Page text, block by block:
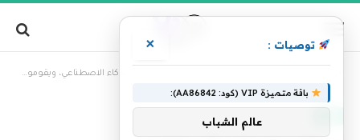
يعتقد البشر أن التنسيق هو الحدود التالية للذكاء الاصطناعي، ويقومون ببناء نموذج لإثبات ذلك
توصيات : ×
باقة متميزة VIP (كود: AA86842):
عالم الشباب